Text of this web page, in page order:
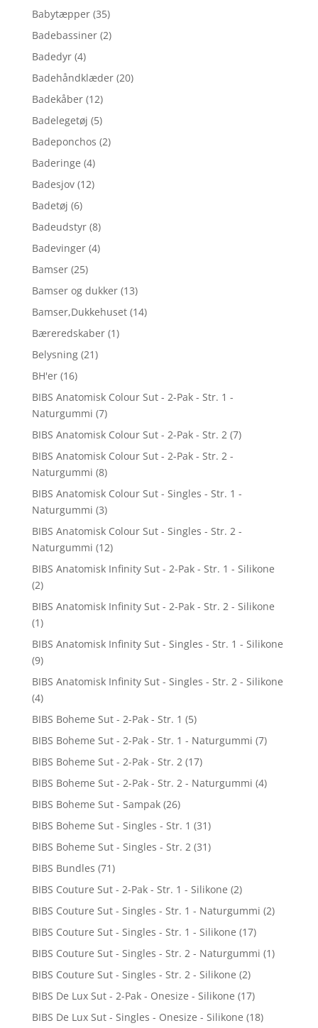
Babytæpper (35)
Badebassiner (2)
Badedyr (4)
Badehåndklæder (20)
Badekåber (12)
Badelegetøj (5)
Badeponchos (2)
Baderinge (4)
Badesjov (12)
Badetøj (6)
Badeudstyr (8)
Badevinger (4)
Bamser (25)
Bamser og dukker (13)
Bamser,Dukkehuset (14)
Bæreredskaber (1)
Belysning (21)
BH'er (16)
BIBS Anatomisk Colour Sut - 2-Pak - Str. 1 -
Naturgummi (7)
BIBS Anatomisk Colour Sut - 2-Pak - Str. 2 (7)
BIBS Anatomisk Colour Sut - 2-Pak - Str. 2 -
Naturgummi (8)
BIBS Anatomisk Colour Sut - Singles - Str. 1 -
Naturgummi (3)
BIBS Anatomisk Colour Sut - Singles - Str. 2 -
Naturgummi (12)
BIBS Anatomisk Infinity Sut - 2-Pak - Str. 1 - Silikone
(2)
BIBS Anatomisk Infinity Sut - 2-Pak - Str. 2 - Silikone
(1)
BIBS Anatomisk Infinity Sut - Singles - Str. 1 - Silikone
(9)
BIBS Anatomisk Infinity Sut - Singles - Str. 2 - Silikone
(4)
BIBS Boheme Sut - 2-Pak - Str. 1 (5)
BIBS Boheme Sut - 2-Pak - Str. 1 - Naturgummi (7)
BIBS Boheme Sut - 2-Pak - Str. 2 (17)
BIBS Boheme Sut - 2-Pak - Str. 2 - Naturgummi (4)
BIBS Boheme Sut - Sampak (26)
BIBS Boheme Sut - Singles - Str. 1 (31)
BIBS Boheme Sut - Singles - Str. 2 (31)
BIBS Bundles (71)
BIBS Couture Sut - 2-Pak - Str. 1 - Silikone (2)
BIBS Couture Sut - Singles - Str. 1 - Naturgummi (2)
BIBS Couture Sut - Singles - Str. 1 - Silikone (17)
BIBS Couture Sut - Singles - Str. 2 - Naturgummi (1)
BIBS Couture Sut - Singles - Str. 2 - Silikone (2)
BIBS De Lux Sut - 2-Pak - Onesize - Silikone (17)
BIBS De Lux Sut - Singles - Onesize - Silikone (18)